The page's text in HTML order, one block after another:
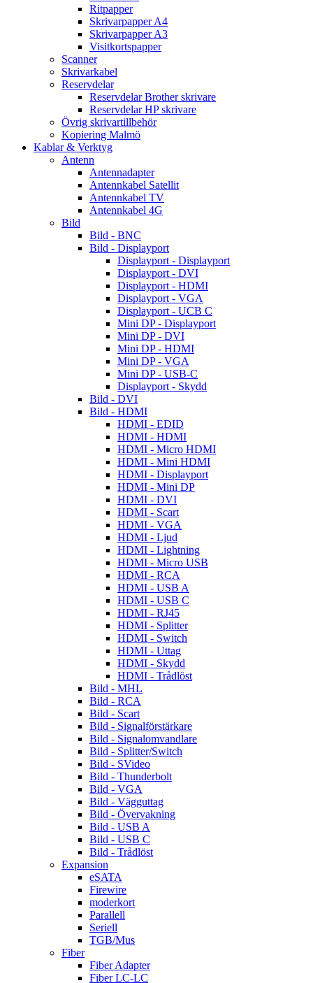
Ritpapper
Skrivarpapper A4
Skrivarpapper A3
Visitkortspapper
Scanner
Skrivarkabel
Reservdelar
Reservdelar Brother skrivare
Reservdelar HP skrivare
Övrig skrivartillbehör
Kopiering Malmö
Kablar & Verktyg
Antenn
Antennadapter
Antennkabel Satellit
Antennkabel TV
Antennkabel 4G
Bild
Bild - BNC
Bild - Displayport
Displayport - Displayport
Displayport - DVI
Displayport - HDMI
Displayport - VGA
Displayport - UCB C
Mini DP - Displayport
Mini DP - DVI
Mini DP - HDMI
Mini DP - VGA
Mini DP - USB-C
Displayport - Skydd
Bild - DVI
Bild - HDMI
HDMI - EDID
HDMI - HDMI
HDMI - Micro HDMI
HDMI - Mini HDMI
HDMI - Displayport
HDMI - Mini DP
HDMI - DVI
HDMI - Scart
HDMI - VGA
HDMI - Ljud
HDMI - Lightning
HDMI - Micro USB
HDMI - RCA
HDMI - USB A
HDMI - USB C
HDMI - RJ45
HDMI - Splitter
HDMI - Switch
HDMI - Uttag
HDMI - Skydd
HDMI - Trådlöst
Bild - MHL
Bild - RCA
Bild - Scart
Bild - Signalförstärkare
Bild - Signalomvandlare
Bild - Splitter/Switch
Bild - SVideo
Bild - Thunderbolt
Bild - VGA
Bild - Vägguttag
Bild - Övervakning
Bild - USB A
Bild - USB C
Bild - Trådlöst
Expansion
eSATA
Firewire
moderkort
Parallell
Seriell
TGB/Mus
Fiber
Fiber Adapter
Fiber LC-LC